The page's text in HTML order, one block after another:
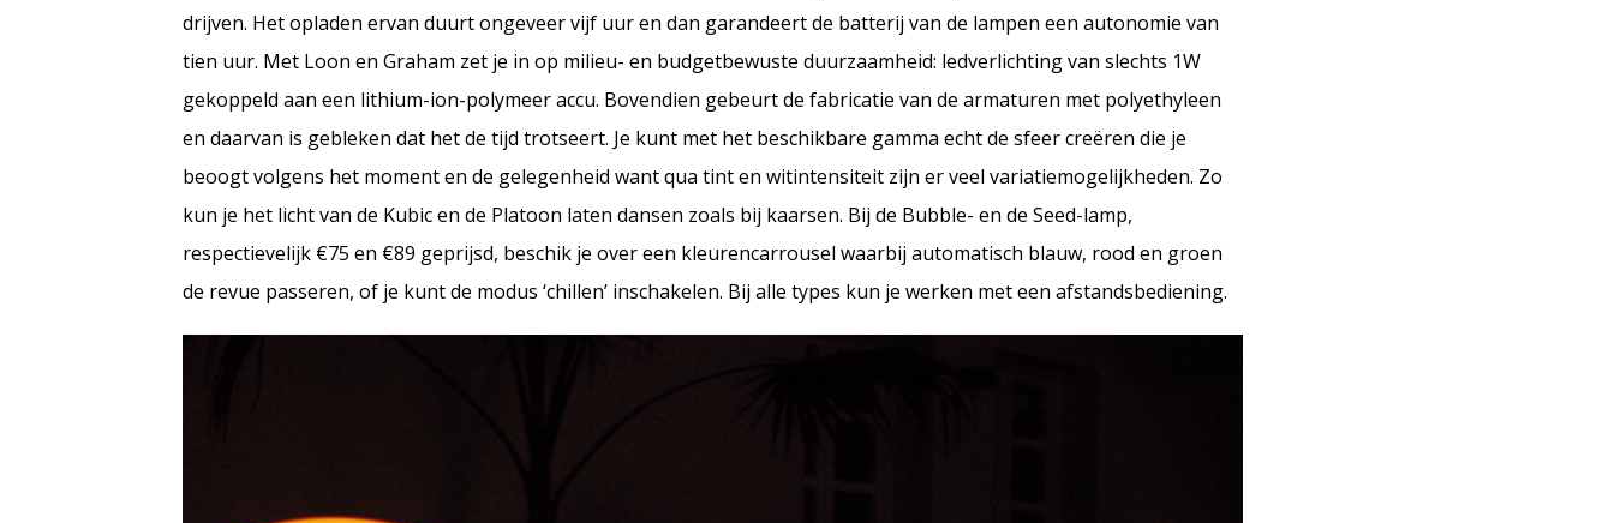
drijven. Het opladen ervan duurt ongeveer vijf uur en dan garandeert de batterij van de lampen een autonomie van
tien uur. Met Loon en Graham zet je in op milieu- en budgetbewuste duurzaamheid: ledverlichting van slechts 1W
gekoppeld aan een lithium-ion-polymeer accu. Bovendien gebeurt de fabricatie van de armaturen met polyethyleen
en daarvan is gebleken dat het de tijd trotseert. Je kunt met het beschikbare gamma echt de sfeer creëren die je
beoogt volgens het moment en de gelegenheid want qua tint en witintensiteit zijn er veel variatiemogelijkheden. Zo
kun je het licht van de Kubic en de Platoon laten dansen zoals bij kaarsen. Bij de Bubble- en de Seed-lamp,
respectievelijk €75 en €89 geprijsd, beschik je over een kleurencarrousel waarbij automatisch blauw, rood en groen
de revue passeren, of je kunt de modus ‘chillen’ inschakelen. Bij alle types kun je werken met een afstandsbediening.